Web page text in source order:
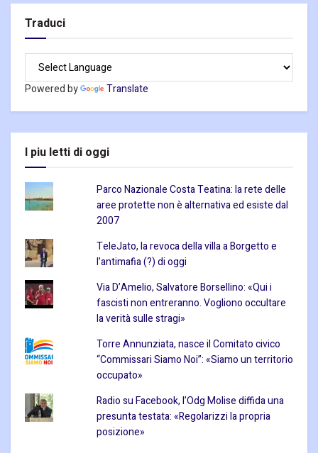
Traduci
Powered by Translate
I piu letti di oggi
Parco Nazionale Costa Teatina: la rete delle
aree protette non è alternativa ed esiste dal
2007
TeleJato, la revoca della villa a Borgetto e
l’antimafia (?) di oggi
Via D’Amelio, Salvatore Borsellino: «Qui i
fascisti non entreranno. Vogliono occultare
la verità sulle stragi»
Torre Annunziata, nasce il Comitato civico
“Commissari Siamo Noi”: «Siamo un territorio
occupato»
Radio su Facebook, l’Odg Molise diffida una
presunta testata: «Regolarizzi la propria
posizione»